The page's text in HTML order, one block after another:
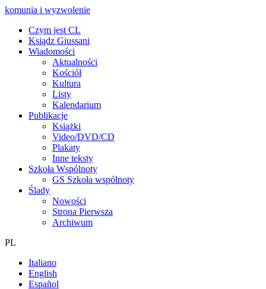
komunia i wyzwolenie
Czym jest CL
Ksiądz Giussani
Wiadomości
Aktualności
Kościół
Kultura
Listy
Kalendarium
Publikacje
Książki
Video/DVD/CD
Plakaty
Inne teksty
Szkoła Wspólnoty
GS Szkoła wspólnoty
Ślady
Nowości
Strona Pierwsza
Archiwum
PL
Italiano
English
Español